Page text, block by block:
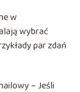
w
wybrać
par zdań
– Jeśli